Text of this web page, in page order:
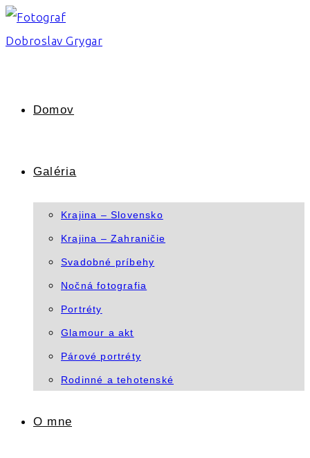
Skip
to
Domov
Galéria
Krajina – Slovensko
Krajina – Zahraničie
Svadobné príbehy
Nočná fotografia
Portréty
Glamour a akt
Párové portréty
Rodinné a tehotenské
O mne